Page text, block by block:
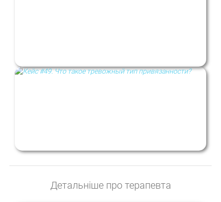
Детальніше про терапевта